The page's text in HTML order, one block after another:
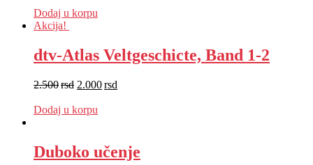
Dodaj u korpu
Akcija!
dtv-Atlas Veltgeschicte, Band 1-2
2.500rsd 2.000rsd
Dodaj u korpu
Duboko učenje